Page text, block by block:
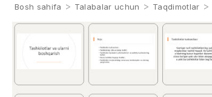
Bosh sahifa > Talabalar uchun > Taqdimotlar >